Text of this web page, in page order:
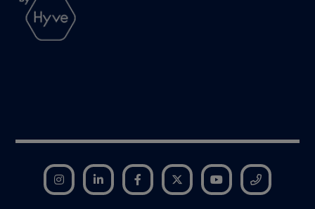
Instagram LinkedIn Facebook Twitter YouTube